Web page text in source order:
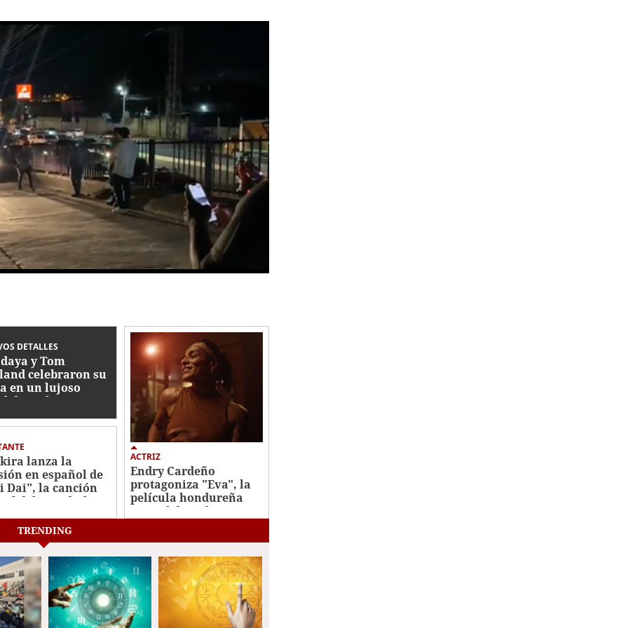
DETALLES
y Tom
celebraron su
en un lujoso
de Inglaterra
lanza la
en español de
Dai", la canción
del Mundial
ACTRIZ
Endry Cardeño
protagoniza "Eva", la
película hondureña
que celebra el amor y
TRENDING